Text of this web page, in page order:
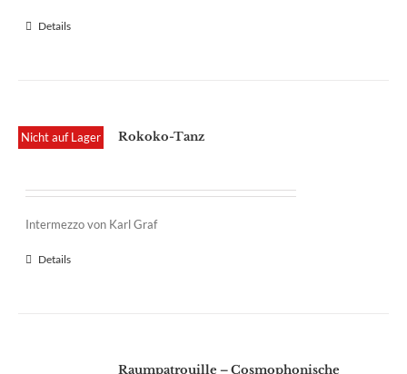
Details
Nicht auf Lager Rokoko-Tanz
Intermezzo von Karl Graf
Details
Raumpatrouille – Cosmophonische